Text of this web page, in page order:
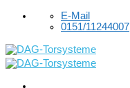
Skip
E-Mail
0151/11244007